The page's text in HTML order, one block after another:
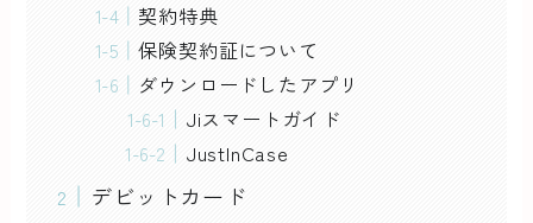
契約特典
保険契約証について
ダウンロードしたアプリ
Jiスマートガイド
JustInCase
デビットカード